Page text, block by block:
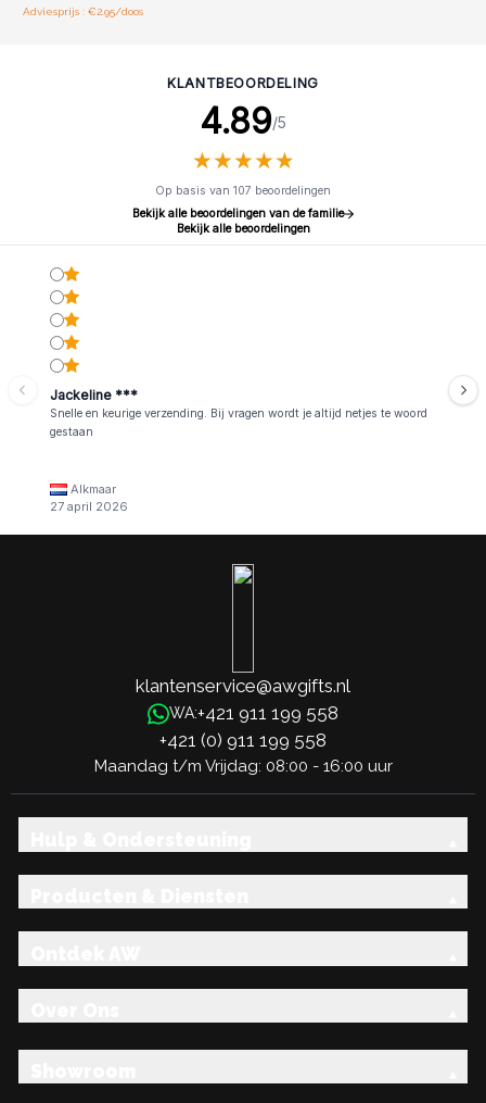
Adviesprijs : €2.95/doos
KLANTBEOORDELING
4.89/5
★★★★★
★★★★★
Op basis van 107 beoordelingen
Bekijk alle beoordelingen van de familie
Bekijk alle beoordelingen
Jackeline ***
Snelle en keurige verzending. Bij vragen wordt je altijd netjes te woord
gestaan
Alkmaar
27 april 2026
klantenservice@awgifts.nl
WA:+421 911 199 558
+421 (0) 911 199 558
Maandag t/m Vrijdag: 08:00 - 16:00 uur